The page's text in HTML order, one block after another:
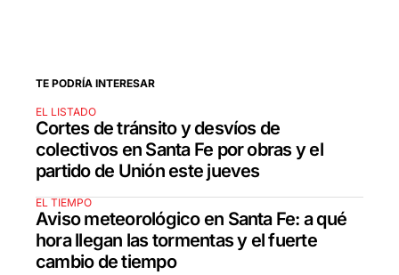
TE PODRÍA INTERESAR
EL LISTADO
Cortes de tránsito y desvíos de
colectivos en Santa Fe por obras y el
partido de Unión este jueves
EL TIEMPO
Aviso meteorológico en Santa Fe: a qué
hora llegan las tormentas y el fuerte
cambio de tiempo